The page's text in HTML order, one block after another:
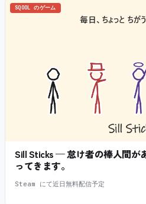
SQOOL のゲーム
Sill Sticks — 怠け者の棒人間が
ってきます。
Steam にて近日無料配信予定